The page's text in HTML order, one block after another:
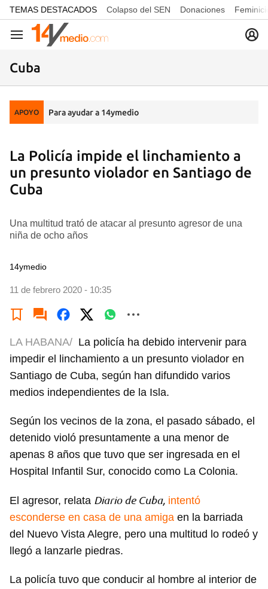
common.go-to-content
TEMAS DESTACADOS Colapso del SEN Donaciones
Navegación
Cuba
APOYO Para ayudar a 14ymedio
La Policía impide el linchamiento a
un presunto violador en Santiago de
Cuba
Una multitud trató de atacar al presunto agresor de una
niña de ocho años
14ymedio
11 de febrero 2020 - 10:35
LA HABANA/ La policía ha debido intervenir para
impedir el linchamiento a un presunto violador en
Santiago de Cuba, según han difundido varios
medios independientes de la Isla.
Según los vecinos de la zona, el pasado sábado, el
detenido violó presuntamente a una menor de
apenas 8 años que tuvo que ser ingresada en el
Hospital Infantil Sur, conocido como La Colonia.
El agresor, relata Diario de Cuba, intentó
esconderse en casa de una amiga en la barriada
del Nuevo Vista Alegre, pero una multitud lo rodeó y
llegó a lanzarle piedras.
La policía tuvo que conducir al hombre al interior de